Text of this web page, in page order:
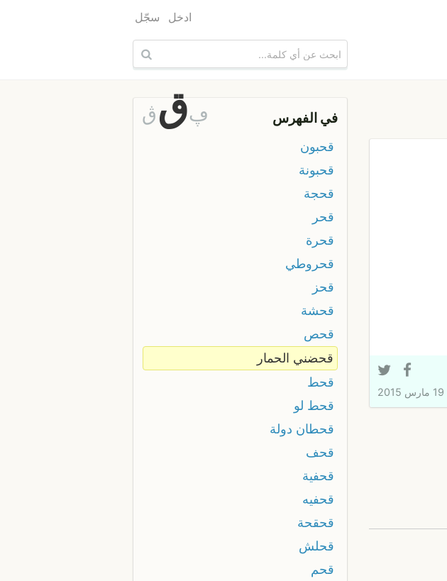
ادخل سجّل
19 مارس 2015
في الفهرس ڥقڨ
قحبون
قحبونة
قحجة
قحر
قحرة
قحروطي
قحز
قحشة
قحص
قحضني الحمار
قحط
قحط لو
قحطان دولة
قحف
قحفية
قحفيه
قحقحة
قحلش
قحم